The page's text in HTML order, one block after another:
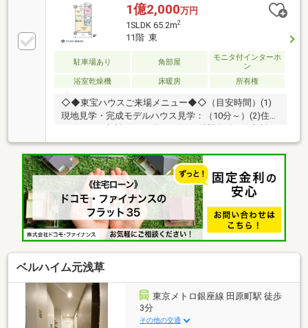
ススペースは多用途に活用可能▼設備・複層ガラス(全
窓)・オートロック・TVモニタ付インターホン▼2026
年6月室内リフォーム内容【交換】キッチン、UB、洗
面化粧台、トイレ 等【張替】全室クロス、フローリン
グ(LDK・洋室・サービススペース・廊下) 等■ ご希望
の住まい探しをお手伝いします ━━━━━・・・物件
の詳細・ご相談はお気軽にお問い合わせください。
1億2,000万円
1SLDK 65.2m2
11階 東
駐車場あり 角部屋
モニタ付インターホ
ン
浴室乾燥機
床暖房 所有権
◇◆東宝ハウスご来場メニュー◆◇（目安時間）(1)
現地見学・完成モデルハウス見学：（10分～）(2)住宅
（15分～）～【今のお客様のご状況をお聞かせくださ
い】～◆新しいお家で○○○を叶えたい！◆毎月支払う
住居費って自分達はいくらなら大丈夫かな。。◆歳を
重ねてもずっと安心して暮らせる場所がいい！◆購入
はしたいけど、手続きとか税金とか色々心配。。期待
も大きい反面、悩みや不安も多いと思います。お客様
と一緒にたくさん悩んできた私達なので、なにか1つ
でも良いアドバイスができたらと思っています。是非
ベルハイム元浅草
東京メトロ銀座線 田原町駅 徒歩
3分
その他の交通